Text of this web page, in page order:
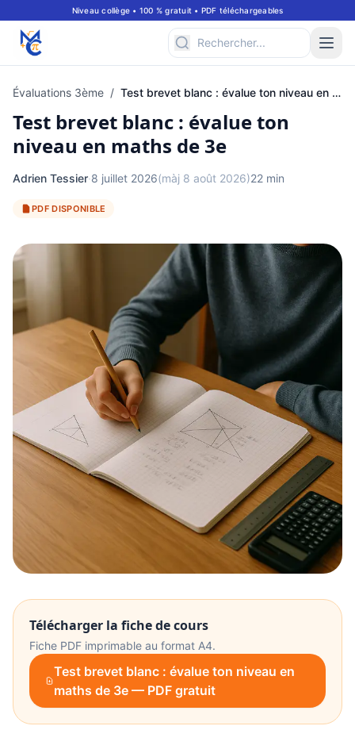
Niveau collège • 100 % gratuit • PDF téléchargeables
Évaluations 3ème / Test brevet blanc : évalue ton niveau en maths de 3e
Test brevet blanc : évalue ton
niveau en maths de 3e
Adrien Tessier·8 juillet 2026(màj 8 août 2026)22 min
PDF DISPONIBLE
Télécharger la fiche de cours
Fiche PDF imprimable au format A4.
Test brevet blanc : évalue ton niveau en
maths de 3e — PDF gratuit